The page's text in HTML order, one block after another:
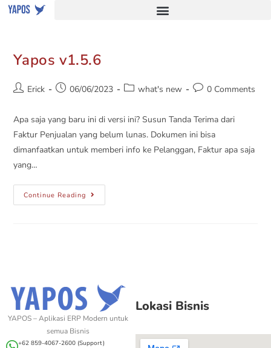
Yapos v1.5.6
Erick 06/06/2023 what's new 0 Comments
Apa saja yang baru ini di versi ini? Susun Tanda Terima dari
Faktur Penjualan yang belum lunas. Dokumen ini bisa
dimanfaatkan untuk memberi info ke Pelanggan, Faktur apa saja
yang…
Continue Reading
YAPOS – Aplikasi ERP Modern untuk
semua Bisnis
+62 859-4067-2600 (Support)
Lokasi Bisnis